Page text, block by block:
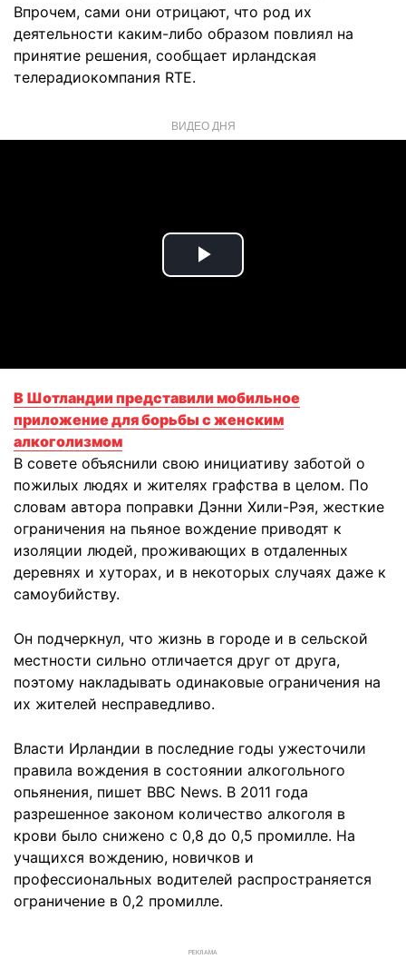
Впрочем, сами они отрицают, что род их
деятельности каким-либо образом повлиял на
принятие решения, сообщает ирландская
телерадиокомпания RTE.
ВИДЕО ДНЯ
Play
В Шотландии представили мобильное
приложение для борьбы с женским
алкоголизмом
В совете объяснили свою инициативу заботой о
пожилых людях и жителях графства в целом. По
словам автора поправки Дэнни Хили-Рэя, жесткие
ограничения на пьяное вождение приводят к
изоляции людей, проживающих в отдаленных
деревнях и хуторах, и в некоторых случаях даже к
самоубийству.
Он подчеркнул, что жизнь в городе и в сельской
местности сильно отличается друг от друга,
поэтому накладывать одинаковые ограничения на
их жителей несправедливо.
Власти Ирландии в последние годы ужесточили
правила вождения в состоянии алкогольного
опьянения, пишет BBC News. В 2011 года
разрешенное законом количество алкоголя в
крови было снижено с 0,8 до 0,5 промилле. На
учащихся вождению, новичков и
профессиональных водителей распространяется
ограничение в 0,2 промилле.
РЕКЛАМА